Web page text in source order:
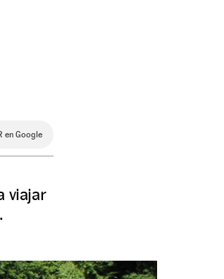
en Google
viajar